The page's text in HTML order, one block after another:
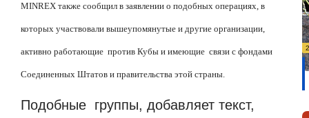
MINREX также сообщил в заявлении о подобных операциях, в
которых участвовали вышеупомянутые и другие организации,
активно работающие против Кубы и имеющие связи с фондами
Соединенных Штатов и правительства этой страны.
Подобные группы, добавляет текст,